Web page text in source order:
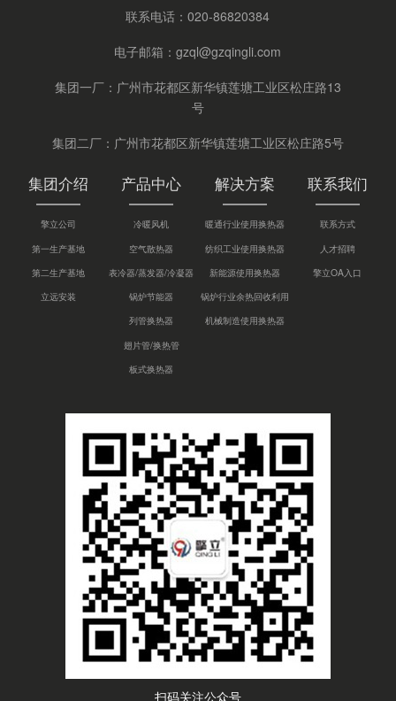
联系电话：020-86820384
电子邮箱：gzql@gzqingli.com
集团一厂：广州市花都区新华镇莲塘工业区松庄路13
号
集团二厂：广州市花都区新华镇莲塘工业区松庄路5号
集团介绍
擎立公司
第一生产基地
第二生产基地
立远安装
产品中心
冷暖风机
空气散热器
表冷器/蒸发器/冷凝器
锅炉节能器
列管换热器
翅片管/换热管
板式换热器
解决方案
暖通行业使用换热器
纺织工业使用换热器
新能源使用换热器
锅炉行业余热回收利用
机械制造使用换热器
联系我们
联系方式
人才招聘
擎立OA入口
扫码关注公众号